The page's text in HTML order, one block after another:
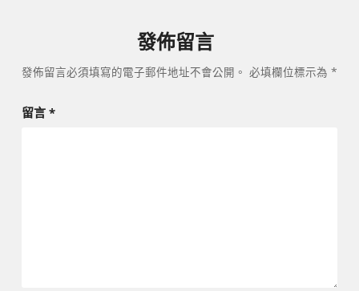
發佈留言
發佈留言必須填寫的電子郵件地址不會公開。 必填欄位標示為 *
留言 *